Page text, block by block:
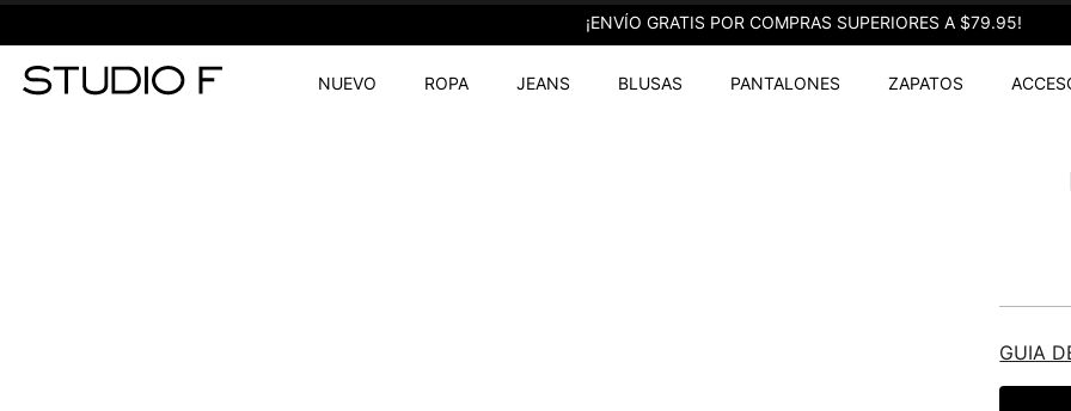
¡ENVÍO GRATIS POR COMPRAS SUPERIORES A $79.95!
NUEVO ROPA JEANS BLUSAS PANTALONES ZAPATOS
GUIA